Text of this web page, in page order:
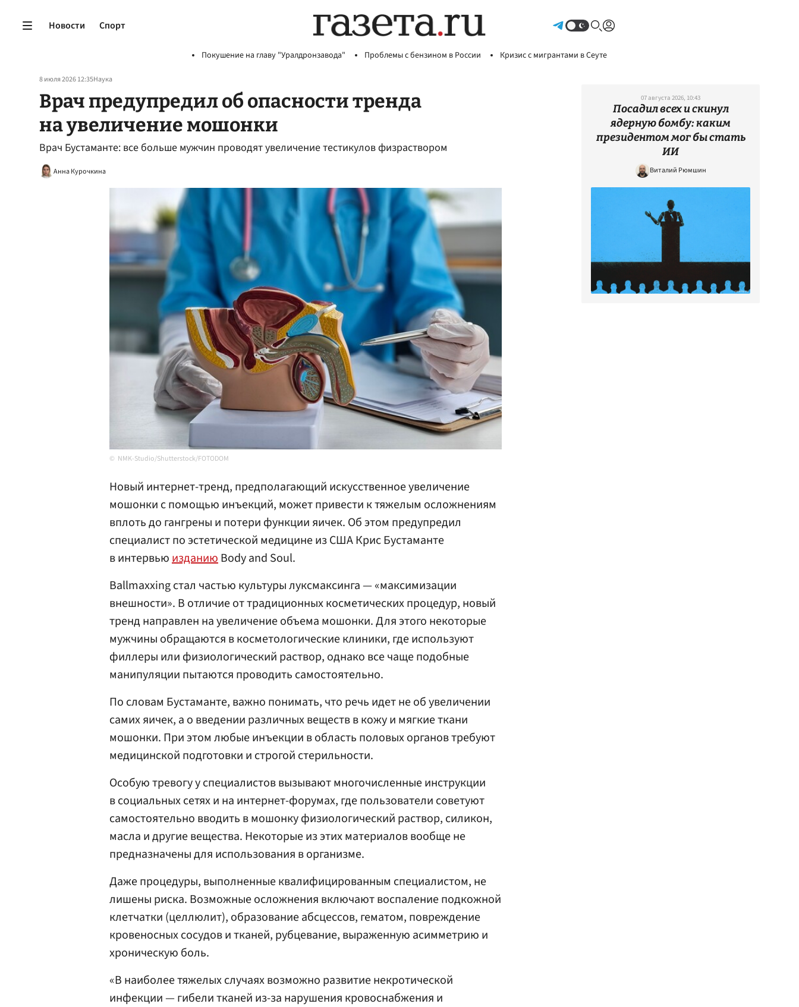
Новости Спорт
Покушение на главу "Уралдронзавода" Проблемы с бензином в России Кризис с мигрантами в Сеуте
8 июля 2026 12:35Наука
Врач предупредил об опасности тренда
на увеличение мошонки
Врач Бустаманте: все больше мужчин проводят увеличение тестикулов физраствором
Анна Курочкина
NMK-Studio/Shutterstock/FOTODOM
Новый интернет-тренд, предполагающий искусственное увеличение
мошонки с помощью инъекций, может привести к тяжелым осложнениям
вплоть до гангрены и потери функции яичек. Об этом предупредил
специалист по эстетической медицине из США Крис Бустаманте
в интервьюизданиюBody and Soul.
Ballmaxxing стал частью культуры луксмаксинга — «максимизации
внешности». В отличие от традиционных косметических процедур, новый
тренд направлен на увеличение объема мошонки. Для этого некоторые
мужчины обращаются в косметологические клиники, где используют
филлеры или физиологический раствор, однако все чаще подобные
манипуляции пытаются проводить самостоятельно.
По словам Бустаманте, важно понимать, что речь идет не об увеличении
самих яичек, а о введении различных веществ в кожу и мягкие ткани
мошонки. При этом любые инъекции в область половых органов требуют
медицинской подготовки и строгой стерильности.
Особую тревогу у специалистов вызывают многочисленные инструкции
в социальных сетях и на интернет-форумах, где пользователи советуют
самостоятельно вводить в мошонку физиологический раствор, силикон,
масла и другие вещества. Некоторые из этих материалов вообще не
предназначены для использования в организме.
Даже процедуры, выполненные квалифицированным специалистом, не
лишены риска. Возможные осложнения включают воспаление подкожной
клетчатки (целлюлит), образование абсцессов, гематом, повреждение
кровеносных сосудов и тканей, рубцевание, выраженную асимметрию и
хроническую боль.
«В наиболее тяжелых случаях возможно развитие некротической
инфекции — гибели тканей из-за нарушения кровоснабжения и
07 августа 2026, 10:43
Посадил всех и скинул
ядерную бомбу: каким
президентом мог бы стать
ИИ
Виталий Рюмшин